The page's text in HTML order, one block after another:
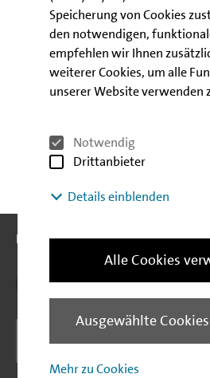
Speicherung von Cookies
den notwendigen,
empfehlen wir Ihnen
weiterer Cookies, um alle
unserer Website verwenden
Notwendig
Drittanbieter
Details einblenden
Mehr zu Cookies
Ausgewählte
Alle Cookies
Ihr
Rückfragen:
Hartmut Mertens/
Folgen Sie uns:
NEWSLETTER